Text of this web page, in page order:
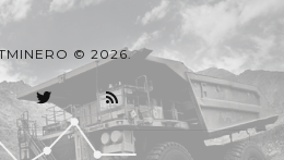
© 2026.